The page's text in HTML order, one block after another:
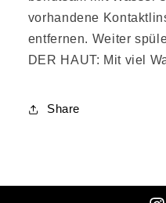
vorhandene
entfernen. Weiter
DER HAUT: Mit viel
Share